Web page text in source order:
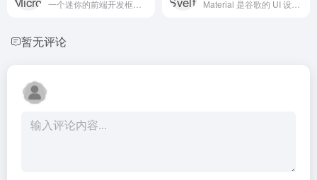
暂无评论